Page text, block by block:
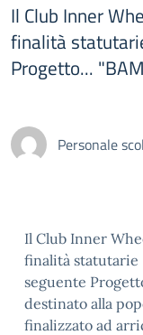
Il Club Inner
finalità
Progetto...
Personale
Il Club Inner
finalità statutarie
seguente
destinato alla
finalizzato ad